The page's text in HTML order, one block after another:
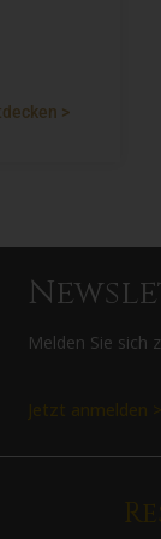
>
Melden Sie sich
Jetzt anmelden >